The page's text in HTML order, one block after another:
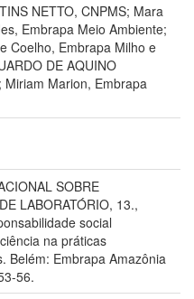
NETTO, CNPMS; Mara
Embrapa Meio Ambiente;
Coelho, Embrapa Milho e
DE AQUINO
Miriam Marion, Embrapa
SOBRE
LABORATÓRIO, 13.,
social
na práticas
Belém: Embrapa Amazônia
56.